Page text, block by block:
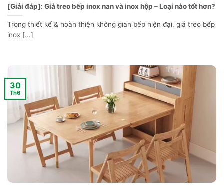
[Giải đáp]: Giá treo bếp inox nan và inox hộp – Loại nào tốt hơn?
Trong thiết kế & hoàn thiện không gian bếp hiện đại, giá treo bếp
inox [...]
30
Th6